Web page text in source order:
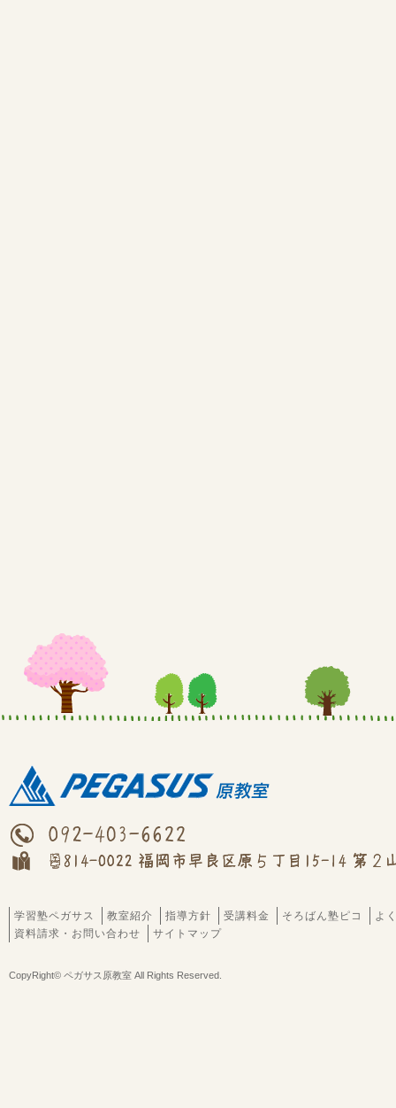
学習塾ペガサス 教室紹介 指導方針 受講料金 そろばん塾ピコ
よ
資料請求・お問い合わせ
サイトマップ
CopyRight© ペガサス原教室 All Rights Reserved.